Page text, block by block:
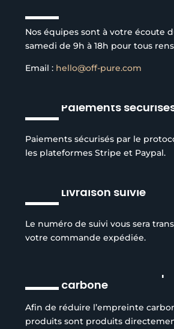
Nos équipes sont à votre écoute
samedi de 9h à 18h pour tous
Email : hello@off-pure.com
Paiements
Paiements sécurisés par le
les plateformes Stripe et Paypal.
Livraison suivie
Le numéro de suivi vous sera
votre commande expédiée.
Réduction de
carbone
Afin de réduire l’empreinte
produits sont produits